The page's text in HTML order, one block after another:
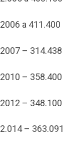
2006 a 411.400
2007 – 314.438
2010 – 358.400
2012 – 348.100
2.014 – 363.091